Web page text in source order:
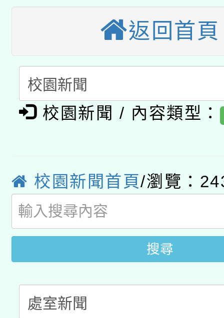
本館辦理115年度閱讀
暨閱讀推動專業研習
科技賦能─人工智慧
礎課程
A3數位素養講師名單
「數位內容與教學軟體
pilot」
有關大陸委員會函釋公
用水績優單位及節水達
動」
桃園市孔廟祈福系列
開 智慧啟航」
2026年桃園地景藝術
「2026桃園藝術巡演
關事宜
返回首頁
校園新聞 / 內容類型：
校園新聞首頁/瀏覽：
搜尋